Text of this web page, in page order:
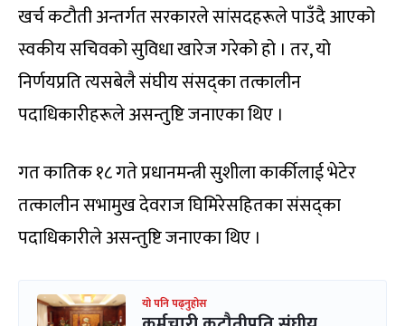
खर्च कटौती अन्तर्गत सरकारले सांसदहरूले पाउँदै आएको
स्वकीय सचिवको सुविधा खारेज गरेको हो । तर, यो
निर्णयप्रति त्यसबेलै संघीय संसद्का तत्कालीन
पदाधिकारीहरूले असन्तुष्टि जनाएका थिए ।
गत कातिक १८ गते प्रधानमन्त्री सुशीला कार्कीलाई भेटेर
तत्कालीन सभामुख देवराज घिमिरेसहितका संसद्का
पदाधिकारीले असन्तुष्टि जनाएका थिए ।
यो पनि पढ्नुहोस